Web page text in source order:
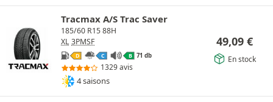
Tracmax A/S Trac Saver
185/60 R15 88H
XL 3PMSF
D C B 71 db
1329 avis
4 saisons
49,09 €
En stock